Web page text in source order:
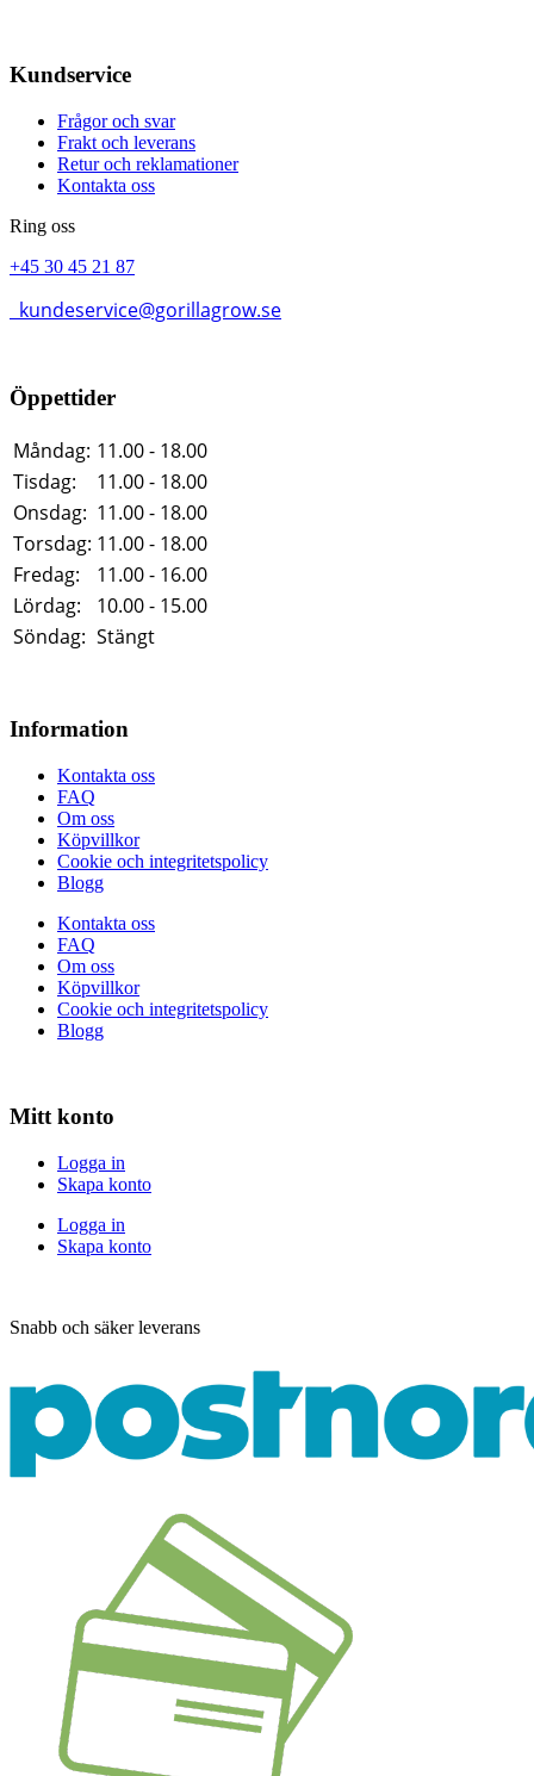
Kundservice
Frågor och svar
Frakt och leverans
Retur och reklamationer
Kontakta oss
Ring oss
+45 30 45 21 87
kundeservice@gorillagrow.se
Öppettider
Måndag: 11.00 - 18.00
Tisdag:
11.00 - 18.00
Onsdag: 11.00 - 18.00
Torsdag: 11.00 - 18.00
Fredag:
11.00 - 16.00
Lördag:
10.00 - 15.00
Söndag: Stängt
Information
Kontakta oss
FAQ
Om oss
Köpvillkor
Cookie och integritetspolicy
Blogg
Kontakta oss
FAQ
Om oss
Köpvillkor
Cookie och integritetspolicy
Blogg
Mitt konto
Logga in
Skapa konto
Logga in
Skapa konto
Snabb och säker leverans